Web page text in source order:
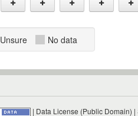
Unsure No data
| Data License (Public Domain) |